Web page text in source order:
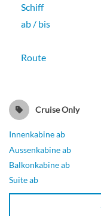
Schiff
ab / bis
Route
Cruise Only
Innenkabine ab
Aussenkabine ab
Balkonkabine ab
Suite ab